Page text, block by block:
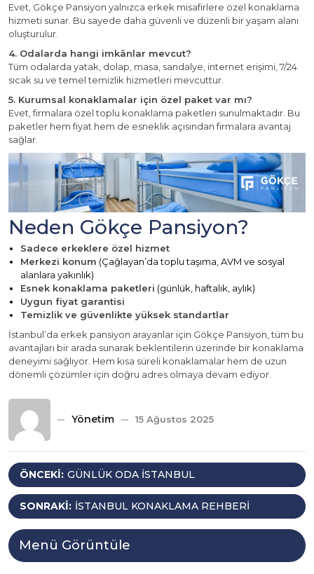
Evet, Gökçe Pansiyon yalnızca erkek misafirlere özel konaklama
hizmeti sunar. Bu sayede daha güvenli ve düzenli bir yaşam alanı
oluşturulur.
4. Odalarda hangi imkânlar mevcut?
Tüm odalarda yatak, dolap, masa, sandalye, internet erişimi, 7/24
sıcak su ve temel temizlik hizmetleri mevcuttur.
5. Kurumsal konaklamalar için özel paket var mı?
Evet, firmalara özel toplu konaklama paketleri sunulmaktadır. Bu
paketler hem fiyat hem de esneklik açısından firmalara avantaj
sağlar.
Neden Gökçe Pansiyon?
Sadece erkeklere özel hizmet
Merkezi konum (Çağlayan’da toplu taşıma, AVM ve sosyal
alanlara yakınlık)
Esnek konaklama paketleri (günlük, haftalık, aylık)
Uygun fiyat garantisi
Temizlik ve güvenlikte yüksek standartlar
İstanbul’da erkek pansiyon arayanlar için Gökçe Pansiyon, tüm bu
avantajları bir arada sunarak beklentilerin üzerinde bir konaklama
deneyimi sağlıyor. Hem kısa süreli konaklamalar hem de uzun
dönemli çözümler için doğru adres olmaya devam ediyor.
Yönetim 15 Ağustos 2025
Yazı
gezinmesi
ÖNCEKI: GÜNLÜK ODA İSTANBUL
SONRAKI: İSTANBUL KONAKLAMA REHBERI
Menü Görüntüle